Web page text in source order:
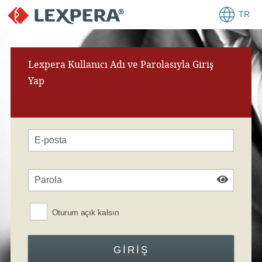
TR
Lexpera Kullanıcı Adı ve Parolasıyla Giriş
Yap
Oturum açık kalsın
GIRIŞ